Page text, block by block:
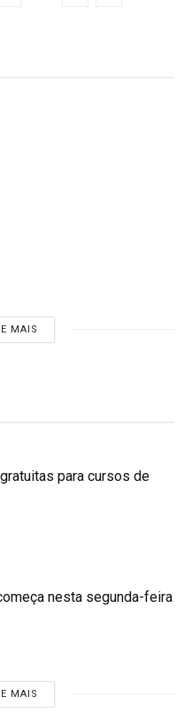
MAIS
para cursos de
nesta segunda-feira
MAIS